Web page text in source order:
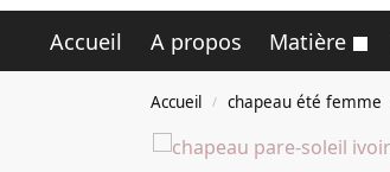
Accueil A propos Matière
Accueil / chapeau été femme